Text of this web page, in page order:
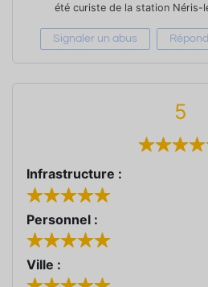
été curiste de la station Néris-
Signaler un abus
5
Infrastructure :
Personnel :
Ville :